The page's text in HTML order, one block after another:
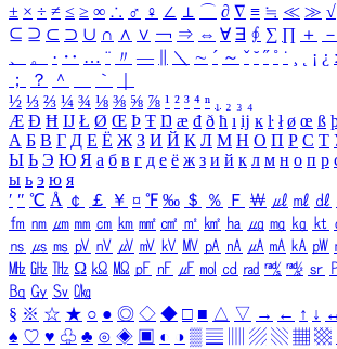
± × ÷ ≠ ≤ ≥ ∞ ∴ ♂ ♀ ∠ ⊥ ⌒ ∂ ∇ ≡ ≒ ≪ ≫ √
⊆ ⊇ ⊂ ⊃ ∪ ∩ ∧ ∨ ￢ ⇒ ⇔ ∀ ∃ ∮ ∑ ∏ ＋ －
、
。 · ‥ … ¨ 〃 ― ＼ ∼ ´ ～ ˇ ˘ ˝ ˚ ˙ ¸ ¡ ¿ ː
；
？ ＾ ｀
½ ⅓ ⅔ ¼ ¾ ⅛ ⅜ ⅝ ⅞ ¹ ² ³ ⁴ ⁿ ₁ ₂ ₃ ₄
Æ Ð Ħ Ĳ Ł Ø Œ Þ Ŧ Ŋ æ đ ð ħ ı ĳ ĸ ŀ ł ø œ ß
А Б В Г Д Е Ё Ж З И Й К Л М Н О П Р С Т
Ы Ь Э Ю Я а б в г д е ё ж з и й к л м н о п р
ы ь э ю я
′ ″ ℃ Å ￠ ￡ ￥ ¤ ℉ ‰ ＄ ％ Ｆ ￦ ㎕ ㎖ ㎗
㎙ ㎚ ㎛ ㎜ ㎝ ㎞ ㎟ ㎠ ㎡ ㎢ ㏊ ㎍ ㎎ ㎏ ㏏
㎱ ㎲ ㎳ ㎴ ㎵ ㎶ ㎷ ㎸ ㎹ ㎀ ㎁ ㎂ ㎃ ㎄ ㎺
㎒ ㎓ ㎔ Ω ㏀ ㏁ ㎊ ㎋ ㎌ ㏖ ㏅ ㎭ ㎮ ㎯ ㏛
㏃ ㏉ ㏜ ㏆
§ ※ ☆ ★ ○ ● ◎ ◇ ◆ □ ■ △ ▽ → ← ↑ ↓
♠ ♡ ♥ ♧ ♣ ⊙ ◈ ▣ ◐ ◑ ▒ ▤ ▨ ▧ ▦ ▩